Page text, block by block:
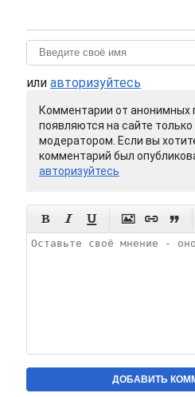
или авторизуйтесь
Комментарии от анонимных
появляются на сайте
модератором. Если вы
комментарий был
авторизуйтесь
     